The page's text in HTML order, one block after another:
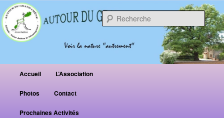
Menu principal
Aller au contenu principal
Aller au contenu secondaire
Accueil L’Association
Photos Contact
Prochaines Activités